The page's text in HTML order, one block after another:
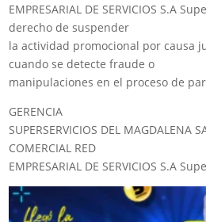
EMPRESARIAL DE SERVICIOS S.A
derecho de suspender
la actividad promocional por causa
cuando se detecte fraude o
manipulaciones en el proceso de
GERENCIA
SUPERSERVICIOS DEL MAGDALENA
COMERCIAL RED
EMPRESARIAL DE SERVICIOS S.A